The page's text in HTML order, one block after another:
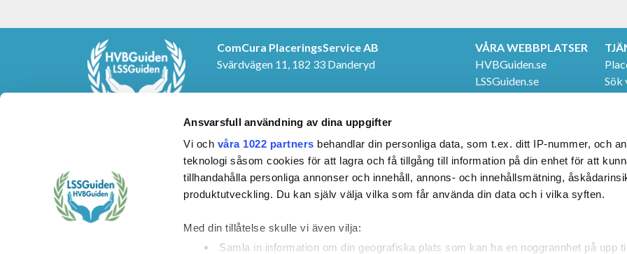
Ansvarsfull användning av dina uppgifter
Vi och våra 1022 partners behandlar din personliga data, som t.ex. ditt IP-nummer, och
teknologi såsom cookies för att lagra och få tillgång till information på din enhet för att
tillhandahålla personliga annonser och innehåll, annons- och innehållsmätning,
produktutveckling. Du kan själv välja vilka som får använda din data och i vilka syften.
Med din tillåtelse skulle vi även vilja:
Samla in information om din geografiska plats som kan ha en noggrannhet på upp
ComCura PlaceringsService AB
Svärdvägen 11, 182 33 Danderyd
Telefon: 08-459 24 20
VÅRA WEBBPLATSER
HVBGuiden.se
LSSGuiden.se
Sök